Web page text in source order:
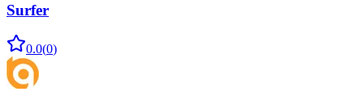
Surfer
0.0(0)